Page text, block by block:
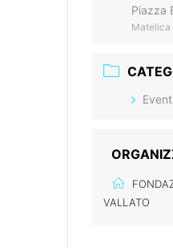
Piazza
Matelica
VALLATO